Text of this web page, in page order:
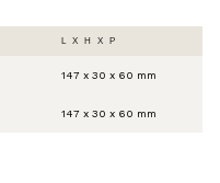
L X H X P
147 x 30 x 60 mm
147 x 30 x 60 mm